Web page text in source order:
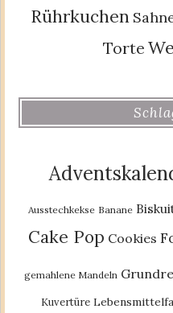
Rührkuchen
Torte
Ausstechkekse Banane
Cake Pop Cookies
gemahlene Mandeln
Kuvertüre